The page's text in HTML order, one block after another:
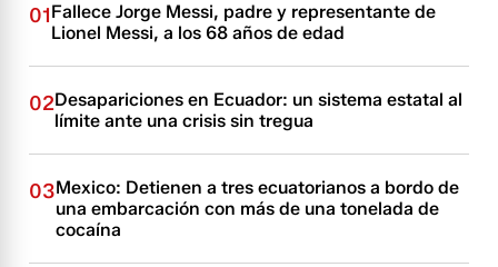
01Fallece Jorge Messi, padre y representante de
Lionel Messi, a los 68 años de edad
02Desapariciones en Ecuador: un sistema estatal al
límite ante una crisis sin tregua
03Mexico: Detienen a tres ecuatorianos a bordo de
una embarcación con más de una tonelada de
cocaína